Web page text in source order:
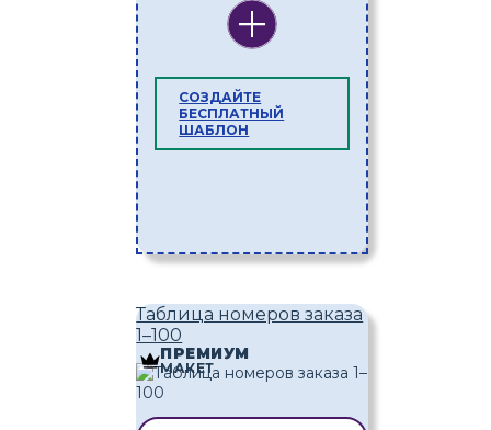
СОЗДАЙТЕ
БЕСПЛАТНЫЙ
ШАБЛОН
Таблица номеров заказа
1–100
ПРЕМИУМ
МАКЕТ